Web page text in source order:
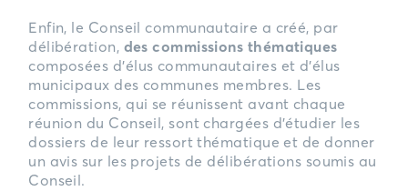
Enfin, le Conseil communautaire a créé, par
délibération, descommissions thématiques
composées d’élus communautaires et d’élus
municipaux des communes membres. Les
commissions, qui se réunissent avant chaque
réunion du Conseil, sont chargées d’étudier les
dossiers de leur ressort thématique et de donner
un avis sur les projets de délibérations soumis au
Conseil.